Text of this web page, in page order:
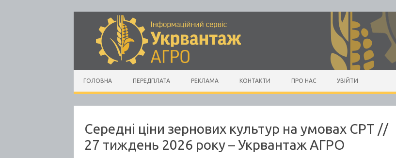
Skip to content
ГОЛОВНА ПЕРЕДПЛАТА РЕКЛАМА КОНТАКТИ ПРО НАС УВІЙТИ
Середні ціни зернових культур на умовах CPT //
27 тиждень 2026 року – Укрвантаж АГРО